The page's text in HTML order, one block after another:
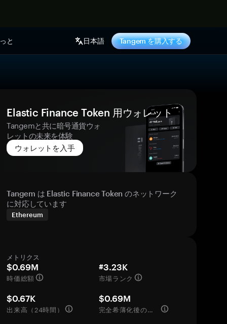
と 日本語 Tangem を購入する
Elastic Finance Token 用ウォレット
Tangemと共に暗号通貨ウォ
レットの未来を体験
ウォレットを入手
Tangem は Elastic Finance Token のネットワーク
に対応しています
Ethereum
メトリクス
$0.69M
時価総額
#3.23K
市場ランク
$0.67K
出来高（24時間）
$0.69M
完全希薄化後の評価額